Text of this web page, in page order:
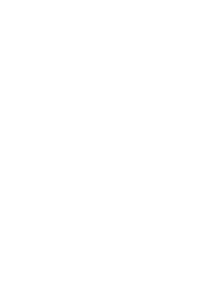
ist zurzeit nicht